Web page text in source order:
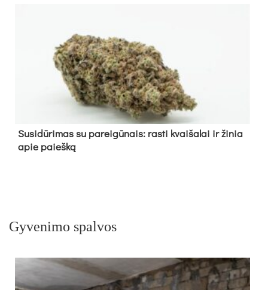
Su­si­dū­ri­mas su pa­rei­gū­nais: ras­ti kvai­ša­lai ir ži­nia
apie paieš­ką
Gyvenimo spalvos